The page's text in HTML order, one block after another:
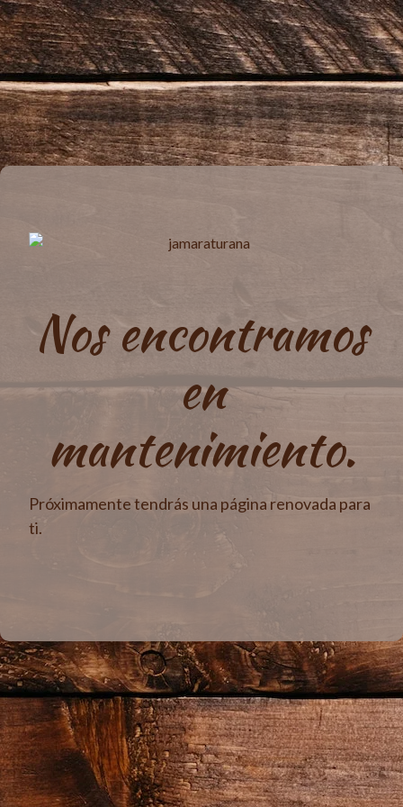
Nos encontramos
en
mantenimiento.
Próximamente tendrás una página renovada para
ti.